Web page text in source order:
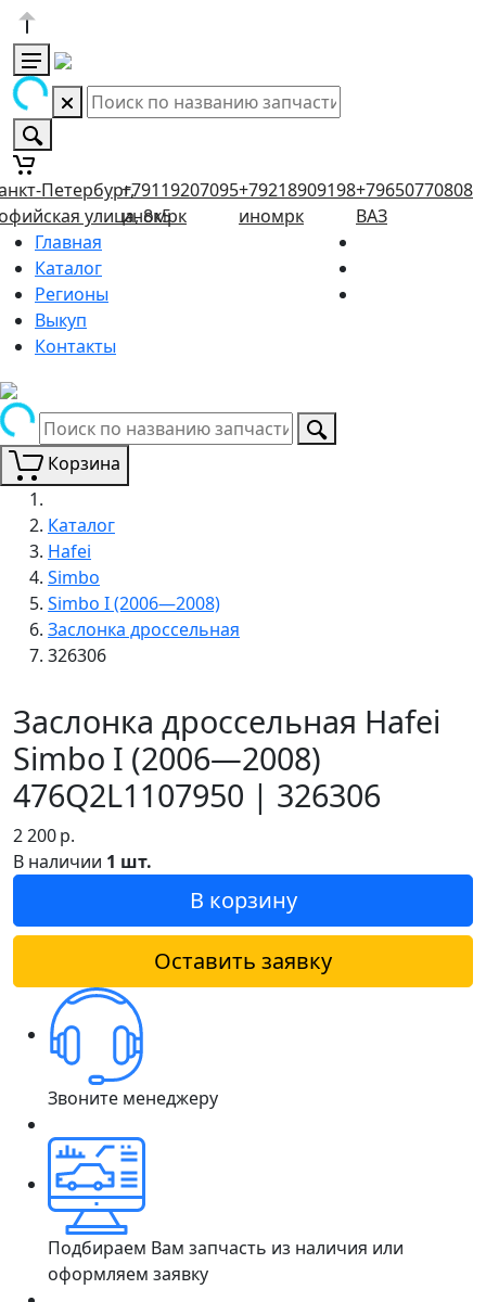
Петербург,
улица, 8к5
+79119207095
иномрк
+79218909198
иномрк
+79650770808
ВАЗ
Главная
Каталог
Регионы
Выкуп
Контакты
Корзина
Каталог
Hafei
Simbo
Simbo I (2006—2008)
Заслонка дроссельная
326306
Заслонка дроссельная Hafei
Simbo I (2006—2008)
476Q2L1107950 | 326306
2 200р.
В наличии 1 шт.
В корзину
Оставить заявку
Звоните менеджеру
Подбираем Вам запчасть из наличия или
оформляем заявку